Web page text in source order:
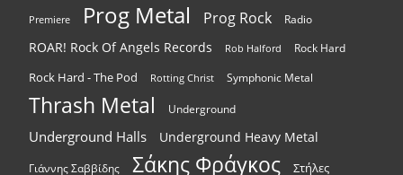
Premiere Prog Metal Prog Rock Radio
ROAR! Rock Of Angels Records Rob Halford Rock Hard
Rock Hard - The Pod Rotting Christ Symphonic Metal
Thrash Metal Underground
Underground Halls Underground Heavy Metal
Γιάννης Σαββίδης Σάκης Φράγκος Στήλες